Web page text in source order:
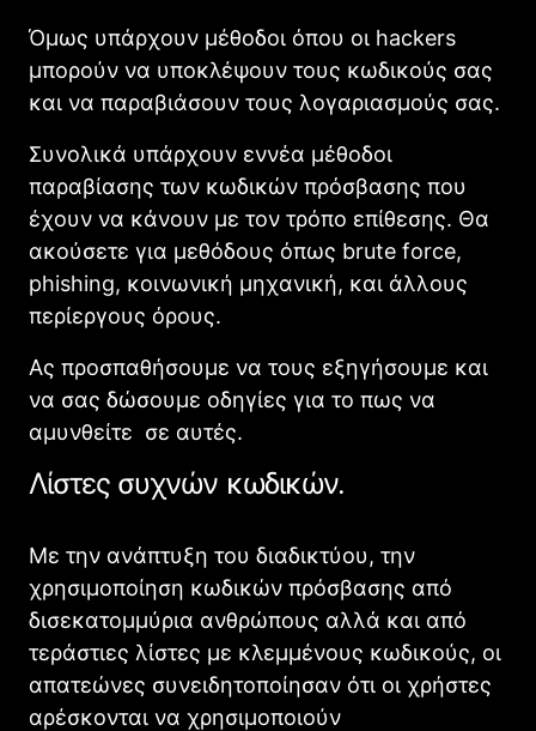
Όμως υπάρχουν μέθοδοι όπου οι hackers
μπορούν να υποκλέψουν τους κωδικούς σας
και να παραβιάσουν τους λογαριασμούς σας.
Συνολικά υπάρχουν εννέα μέθοδοι
παραβίασης των κωδικών πρόσβασης που
έχουν να κάνουν με τον τρόπο επίθεσης. Θα
ακούσετε για μεθόδους όπως brute force,
phishing, κοινωνική μηχανική, και άλλους
περίεργους όρους.
Ας προσπαθήσουμε να τους εξηγήσουμε και
να σας δώσουμε οδηγίες για το πως να
αμυνθείτε σε αυτές.
Λίστες συχνών κωδικών.
Με την ανάπτυξη του διαδικτύου, την
χρησιμοποίηση κωδικών πρόσβασης από
δισεκατομμύρια ανθρώπους αλλά και από
τεράστιες λίστες με κλεμμένους κωδικούς, οι
απατεώνες συνειδητοποίησαν ότι οι χρήστες
αρέσκονται να χρησιμοποιούν